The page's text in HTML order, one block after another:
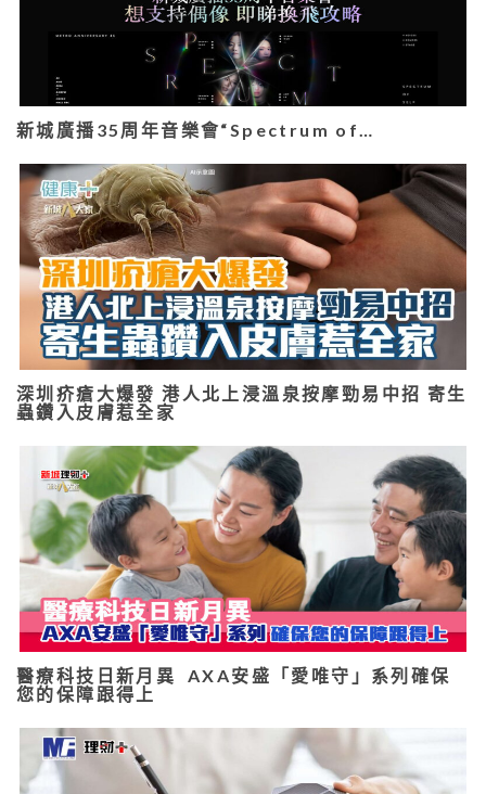
新城廣播35周年音樂會“Spectrum of…
深圳疥瘡大爆發 港人北上浸溫泉按摩勁易中招 寄生
蟲鑽入皮膚惹全家
醫療科技日新月異 AXA安盛「愛唯守」系列確保
您的保障跟得上